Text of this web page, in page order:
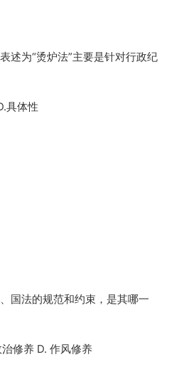
述为“烫炉法”主要是针对行政纪
具体性
国法的规范和约束，是其哪一
修养 D. 作风修养